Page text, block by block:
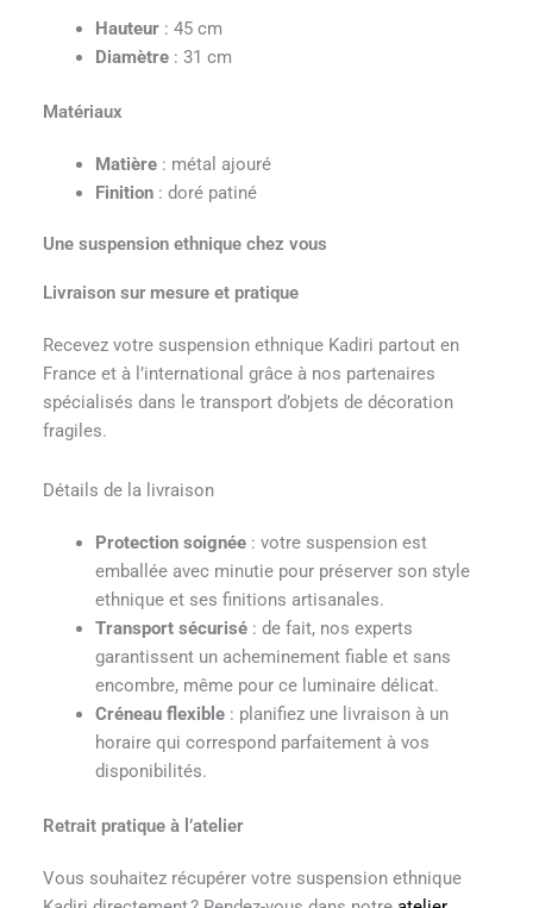
Hauteur: 45 cm
Diamètre: 31 cm
Matériaux
Matière: métal ajouré
Finition: doré patiné
Une suspension ethnique chez vous
Livraison sur mesure et pratique
Recevez votre suspension ethnique Kadiri partout en
France et à l’international grâce à nos partenaires
spécialisés dans le transport d’objets de décoration
fragiles.
Détails de la livraison
Protection soignée: votre suspension est
emballée avec minutie pour préserver son style
ethnique et ses finitions artisanales.
Transport sécurisé: de fait, nos experts
garantissent un acheminement fiable et sans
encombre, même pour ce luminaire délicat.
Créneau flexible: planifiez une livraison à un
horaire qui correspond parfaitement à vos
disponibilités.
Retrait pratique à l’atelier
Vous souhaitez récupérer votre suspension ethnique